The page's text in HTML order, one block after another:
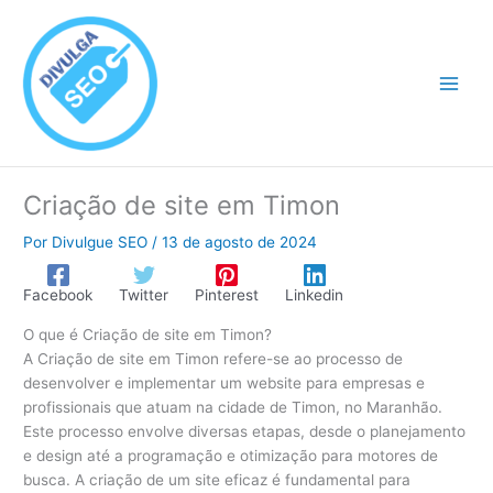
conteúdo
Criação de site em Timon
Por Divulgue SEO /13 de agosto de 2024
Facebook Twitter Pinterest Linkedin
O que é Criação de site em Timon?
A Criação de site em Timon refere-se ao processo de
desenvolver e implementar um website para empresas e
profissionais que atuam na cidade de Timon, no Maranhão.
Este processo envolve diversas etapas, desde o planejamento
e design até a programação e otimização para motores de
busca. A criação de um site eficaz é fundamental para